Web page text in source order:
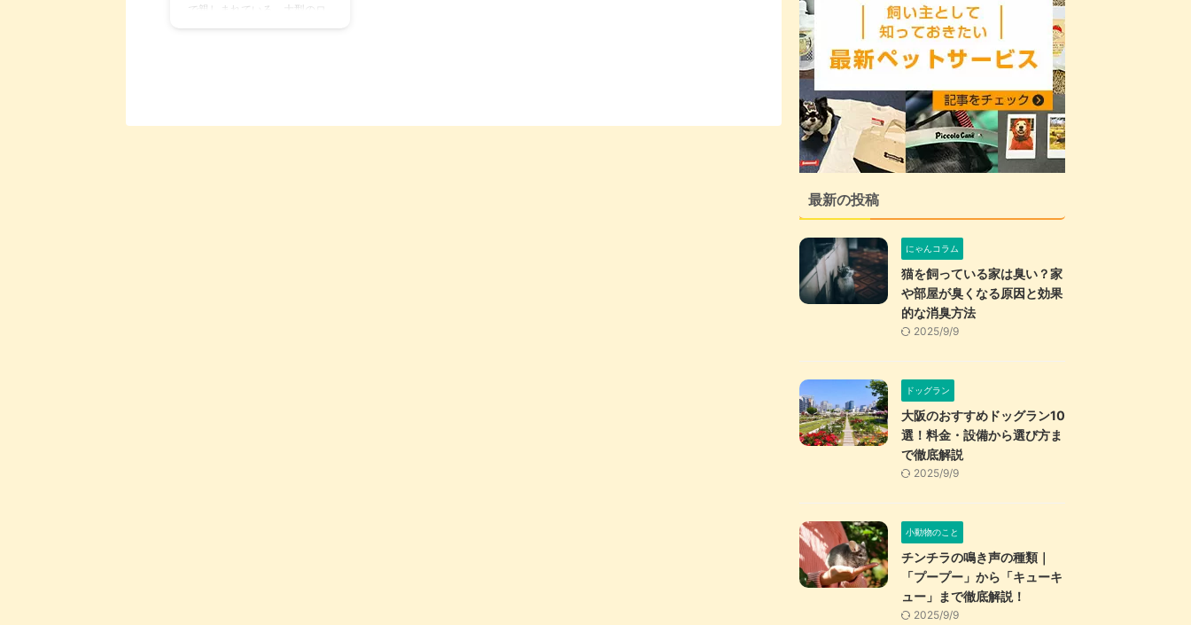
で親しまれている、大型のロ
ーデシアン・リッジバック。
最新の投稿
にゃんコラム
猫を飼っている家は臭い？家
や部屋が臭くなる原因と効果
的な消臭方法
2025/9/9
ドッグラン
大阪のおすすめドッグラン10
選！料金・設備から選び方ま
で徹底解説
2025/9/9
小動物のこと
チンチラの鳴き声の種類｜
「プープー」から「キューキ
ュー」まで徹底解説！
2025/9/9